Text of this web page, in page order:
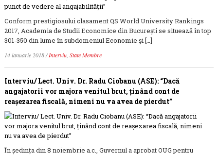
Conform prestigiosului clasament QS World University Rankings
2017, Academia de Studii Economice din București se situează în top
301-350 din lume în subdomeniul Economie și […]
14 ianuarie 2018/Interviu, State Membre
Interviu/ Lect. Univ. Dr. Radu Ciobanu (ASE): “Dacă
angajatorii vor majora venitul brut, ținând cont de
reașezarea fiscală, nimeni nu va avea de pierdut”
În ședința din 8 noiembrie a.c., Guvernul a aprobat OUG pentru